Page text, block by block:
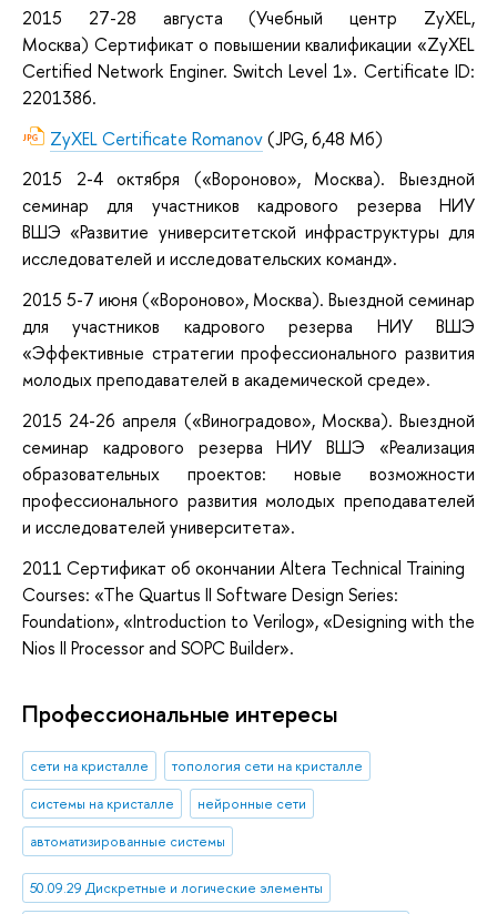
2015 27-28 августа (Учебный центр ZyXEL,
Москва) Cертификат о повышении квалификации «ZyXEL
Certified Network Enginer. Switch Level 1». Certificate ID:
2201386.
ZyXEL Certificate Romanov(JPG, 6,48 Мб)
2015 2-4 октября («Вороново», Москва). Выездной
семинар для участников кадрового резерва НИУ
ВШЭ «Развитие университетской инфраструктуры для
исследователей и исследовательских команд».
2015 5-7 июня («Вороново», Москва). Выездной семинар
для участников кадрового резерва НИУ ВШЭ
«Эффективные стратегии профессионального развития
молодых преподавателей в академической среде».
2015 24-26 апреля («Виноградово», Москва).Выездной
семинар кадрового резерва НИУ ВШЭ «Реализация
образовательных проектов: новые возможности
профессионального развития молодых преподавателей
и исследователей университета».
2011 Cертификат об окончании Altera Technical Training
Courses: «The Quartus II Software Design Series:
Foundation», «Introduction to Verilog», «Designing with the
Nios II Processor and SOPC Builder».
Профессиональные интересы
сети на кристалле
топология сети на кристалле
системы на кристалле
нейронные сети
автоматизированные системы
50.09.29 Дискретные и логические элементы